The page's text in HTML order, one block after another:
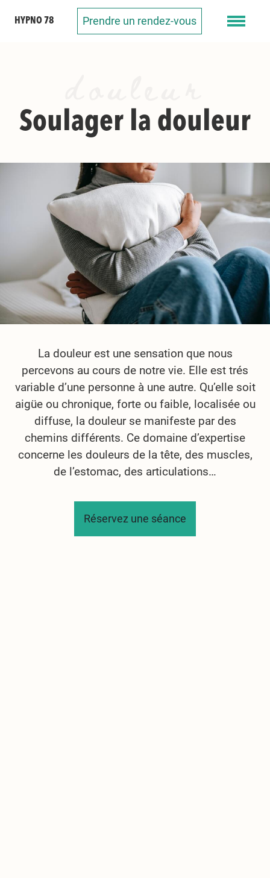
HYPNO 78 Prendre un rendez-vous
Soulager la douleur
La douleur est une sensation que nous
percevons au cours de notre vie. Elle est trés
variable d’une personne à une autre. Qu’elle soit
aigüe ou chronique, forte ou faible, localisée ou
diffuse, la douleur se manifeste par des
chemins différents. Ce domaine d’expertise
concerne les douleurs de la tête, des muscles,
de l’estomac, des articulations…
Réservez une séance